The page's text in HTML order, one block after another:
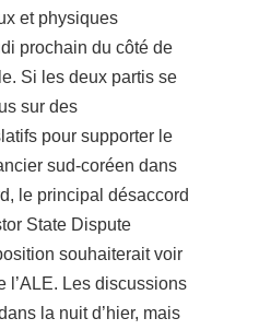
et physiques
prochain du côté de
Si les deux partis se
sur des
pour supporter le
sud-coréen dans
le principal désaccord
State Dispute
souhaiterait voir
l’ALE. Les discussions
la nuit d’hier, mais